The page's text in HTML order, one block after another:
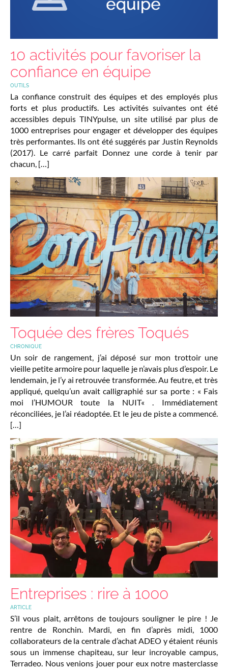
10 activités pour favoriser la
confiance en équipe
OUTILS
La confiance construit des équipes et des employés plus
forts et plus productifs. Les activités suivantes ont été
accessibles depuis TINYpulse, un site utilisé par plus de
1000 entreprises pour engager et développer des équipes
très performantes. Ils ont été suggérés par Justin Reynolds
(2017). Le carré parfait Donnez une corde à tenir par
chacun, […]
Toquée des frères Toqués
CHRONIQUE
Un soir de rangement, j’ai déposé sur mon trottoir une
vieille petite armoire pour laquelle je n’avais plus d’espoir. Le
lendemain, je l’y ai retrouvée transformée. Au feutre, et très
appliqué, quelqu’un avait calligraphié sur sa porte : « Fais
moi l’HUMOUR toute la NUIT« . Immédiatement
réconciliées, je l’ai réadoptée. Et le jeu de piste a commencé.
[…]
Entreprises : rire à 1000
ARTICLE
S’il vous plait, arrêtons de toujours souligner le pire ! Je
rentre de Ronchin. Mardi, en fin d’après midi, 1000
collaborateurs de la centrale d’achat ADEO y étaient réunis
sous un immense chapiteau, sur leur incroyable campus,
Terradeo. Nous venions jouer pour eux notre masterclasse